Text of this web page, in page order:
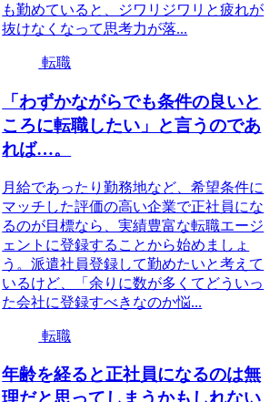
も勤めていると、ジワリジワリと疲れが
抜けなくなって思考力が落...
転職
「わずかながらでも条件の良いと
ころに転職したい」と言うのであ
れば…。
月給であったり勤務地など、希望条件に
マッチした評価の高い企業で正社員にな
るのが目標なら、実績豊富な転職エージ
ェントに登録することから始めましょ
う。派遣社員登録して勤めたいと考えて
いるけど、「余りに数が多くてどういっ
た会社に登録すべきなのか悩...
転職
年齢を経ると正社員になるのは無